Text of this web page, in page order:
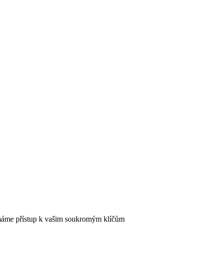
přístup k vašim soukromým klíčům